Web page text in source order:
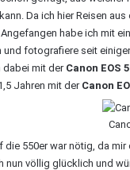
Da ich hier Reisen
habe ich mit
und fotografiere seit
dabei mit der Canon EOS
Jahren mit der Canon
die 550er war nötig, da
nun völlig glücklich und